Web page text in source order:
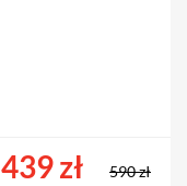
439 zł 590 zł